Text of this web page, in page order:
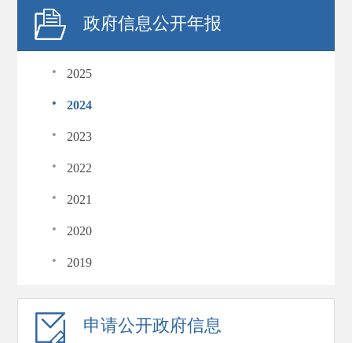
政府信息公开年报
· 2025
· 2024
· 2023
· 2022
· 2021
· 2020
· 2019
申请公开政府信息